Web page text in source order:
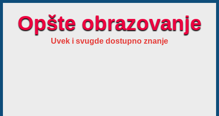
Opšte obrazovanje
Uvek i svugde dostupno znanje